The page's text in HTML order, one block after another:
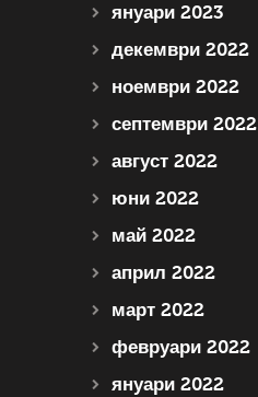
януари 2023
декември 2022
ноември 2022
септември 2022
август 2022
юни 2022
май 2022
април 2022
март 2022
февруари 2022
януари 2022